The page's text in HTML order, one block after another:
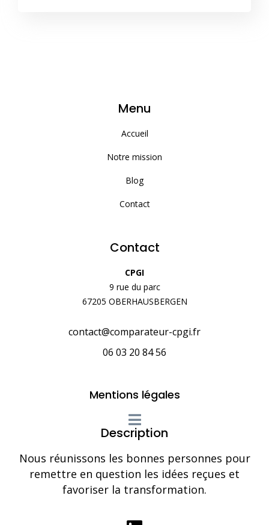
Menu
Accueil
Notre mission
Blog
Contact
Contact
CPGI
9 rue du parc
67205 OBERHAUSBERGEN
contact@comparateur-cpgi.fr
06 03 20 84 56
Mentions légales
Description
Nous réunissons les bonnes personnes pour
remettre en question les idées reçues et
favoriser la transformation.